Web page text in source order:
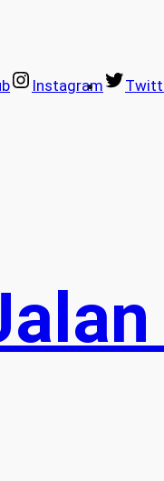
Instagram